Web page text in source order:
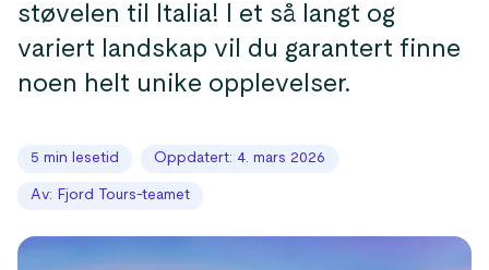
støvelen til Italia! I et så langt og
variert landskap vil du garantert finne
noen helt unike opplevelser.
5 min lesetid Oppdatert: 4. mars 2026
Av: Fjord Tours-teamet